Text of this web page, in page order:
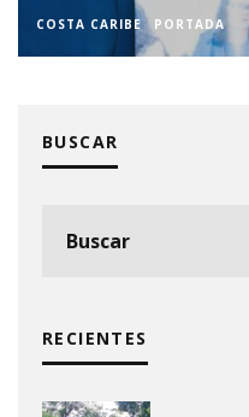
COSTA CARIBE PORTADA
BUSCAR
RECIENTES